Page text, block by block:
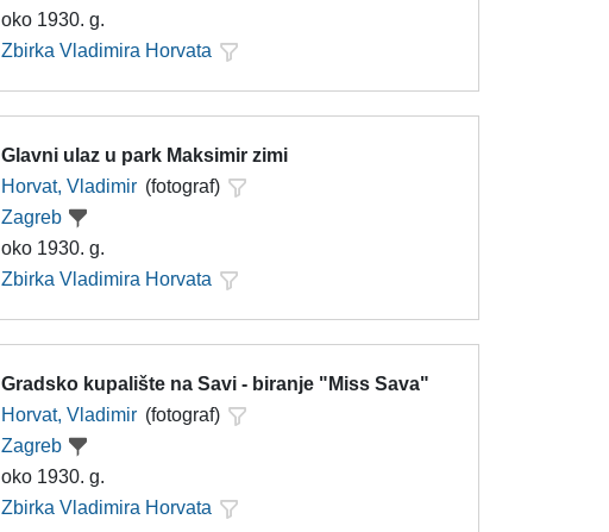
oko 1930. g.
Zbirka Vladimira Horvata
Glavni ulaz u park Maksimir zimi
Horvat, Vladimir (fotograf)
Zagreb
oko 1930. g.
Zbirka Vladimira Horvata
Gradsko kupalište na Savi - biranje "Miss Sava"
Horvat, Vladimir (fotograf)
Zagreb
oko 1930. g.
Zbirka Vladimira Horvata